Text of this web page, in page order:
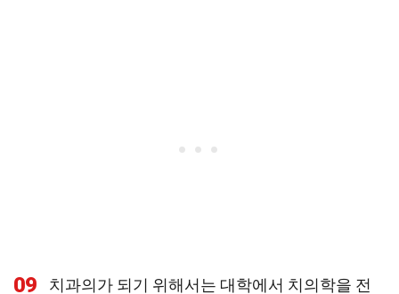
09
치과의가 되기 위해서는 대학에서 치의학을 전